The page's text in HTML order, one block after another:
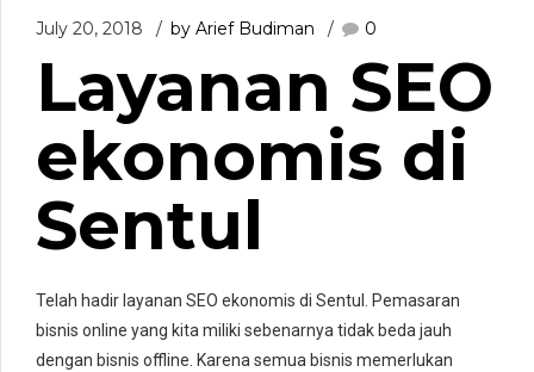
July 20, 2018 by Arief Budiman 0
Layanan SEO
ekonomis di
Sentul
Telah hadir layanan SEO ekonomis di Sentul . Pemasaran
bisnis online yang kita miliki sebenarnya tidak beda jauh
dengan bisnis offline. Karena semua bisnis memerlukan